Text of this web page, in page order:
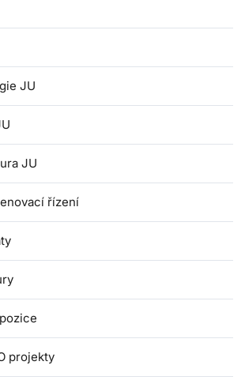
JU
JU
řízení
projekty